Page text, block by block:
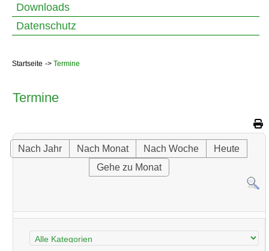
Downloads
Datenschutz
Startseite Termine
Termine
Nach Jahr Nach Monat Nach Woche
Heute
Gehe zu Monat
Eine Kategorie auswählen um die Liste zu filtern